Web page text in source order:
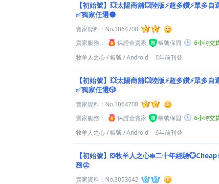
【初始號】💥太陽商舖💥陸版⚡超多鑽⚡眾多
✅獨家任選🟤
賣家資料： No.1064708
賣家服務：
保證金賣家 帳號保固
6小時交
牧羊人之心/帳號/Android 6年前刊登
【初始號】💥太陽商舖💥陸版⚡超多鑽⚡眾多
✅獨家任選🎲
賣家資料： No.1064708
賣家服務：
保證金賣家 帳號保固
6小時交
牧羊人之心/帳號/Android 6年前刊登
【初始號】❎牧羊人之心❄️二十年經驗
務㊣
賣家資料： No.3053642